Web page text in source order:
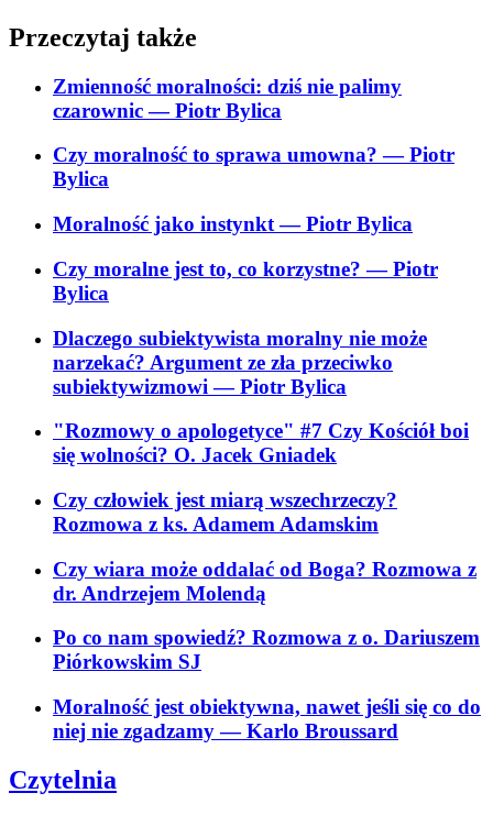
Przeczytaj także
Zmienność moralności: dziś nie palimy
czarownic— Piotr Bylica
Czy moralność to sprawa umowna?— Piotr
Bylica
Moralność jako instynkt— Piotr Bylica
Czy moralne jest to, co korzystne?— Piotr
Bylica
Dlaczego subiektywista moralny nie może
narzekać? Argument ze zła przeciwko
subiektywizmowi— Piotr Bylica
"Rozmowy o apologetyce" #7 Czy Kościół boi
się wolności? O. Jacek Gniadek
Czy człowiek jest miarą wszechrzeczy?
Rozmowa z ks. Adamem Adamskim
Czy wiara może oddalać od Boga? Rozmowa z
dr. Andrzejem Molendą
Po co nam spowiedź? Rozmowa z o. Dariuszem
Piórkowskim SJ
Moralność jest obiektywna, nawet jeśli się co do
niej nie zgadzamy— Karlo Broussard
Czytelnia